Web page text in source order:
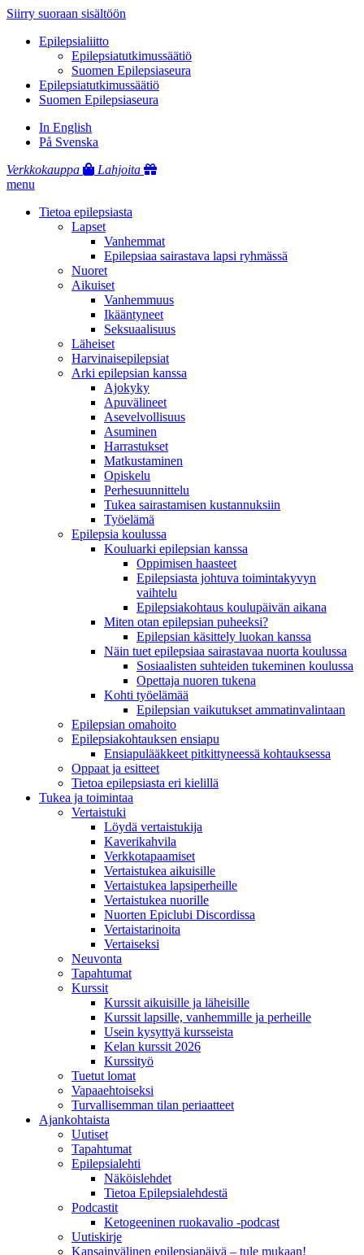
Siirry suoraan sisältöön
Epilepsialiitto
Epilepsiatutkimussäätiö
Suomen Epilepsiaseura
Epilepsiatutkimussäätiö
Suomen Epilepsiaseura
In English
På Svenska
Verkkokauppa
Lahjoita
menu
Tietoa epilepsiasta
Lapset
Vanhemmat
Epilepsiaa sairastava lapsi ryhmässä
Nuoret
Aikuiset
Vanhemmuus
Ikääntyneet
Seksuaalisuus
Läheiset
Harvinaisepilepsiat
Arki epilepsian kanssa
Ajokyky
Apuvälineet
Asevelvollisuus
Asuminen
Harrastukset
Matkustaminen
Opiskelu
Perhesuunnittelu
Tukea sairastamisen kustannuksiin
Työelämä
Epilepsia koulussa
Kouluarki epilepsian kanssa
Oppimisen haasteet
Epilepsiasta johtuva toimintakyvyn
vaihtelu
Epilepsiakohtaus koulupäivän aikana
Miten otan epilepsian puheeksi?
Epilepsian käsittely luokan kanssa
Näin tuet epilepsiaa sairastavaa nuorta koulussa
Sosiaalisten suhteiden tukeminen koulussa
Opettaja nuoren tukena
Kohti työelämää
Epilepsian vaikutukset ammatinvalintaan
Epilepsian omahoito
Epilepsiakohtauksen ensiapu
Ensiapulääkkeet pitkittyneessä kohtauksessa
Oppaat ja esitteet
Tietoa epilepsiasta eri kielillä
Tukea ja toimintaa
Vertaistuki
Löydä vertaistukija
Kaverikahvila
Verkkotapaamiset
Vertaistukea aikuisille
Vertaistukea lapsiperheille
Vertaistukea nuorille
Nuorten Epiclubi Discordissa
Vertaistarinoita
Vertaiseksi
Neuvonta
Tapahtumat
Kurssit
Kurssit aikuisille ja läheisille
Kurssit lapsille, vanhemmille ja perheille
Usein kysyttyä kursseista
Kelan kurssit 2026
Kurssityö
Tuetut lomat
Vapaaehtoiseksi
Turvallisemman tilan periaatteet
Ajankohtaista
Uutiset
Tapahtumat
Epilepsialehti
Näköislehdet
Tietoa Epilepsialehdestä
Podcastit
Ketogeeninen ruokavalio -podcast
Uutiskirje
Kansainvälinen epilepsiapäivä – tule mukaan!